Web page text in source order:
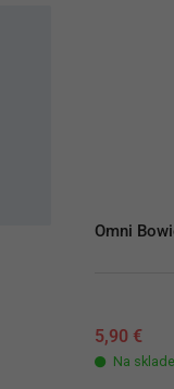
Omni
5,90 €
Na sklade